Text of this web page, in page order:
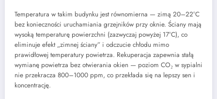
Temperatura w takim budynku jest równomierna — zimą 20–22°C
bez konieczności uruchamiania grzejników przy oknie. Ściany mają
wysoką temperaturę powierzchni (zazwyczaj powyżej 17°C), co
eliminuje efekt „zimnej ściany” i odczucie chłodu mimo
prawidłowej temperatury powietrza. Rekuperacja zapewnia stałą
wymianę powietrza bez otwierania okien — poziom CO₂ w sypialni
nie przekracza 800–1000 ppm, co przekłada się na lepszy sen i
koncentrację.